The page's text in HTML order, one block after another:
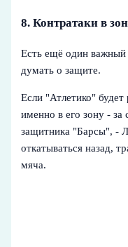
8. Контратаки в
Есть ещё один важный
думать о защите.
Если "Атлетико" будет
именно в его зону - за
защитника "Барсы", -
откатываться назад,
мяча.